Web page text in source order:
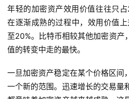
年轻的加密资产效用价值往往只占
在逐渐成熟的过程中，效用价值
至20%。比特币相较其他加密资产
值的转变中走的最快。
一旦加密资产稳定在某个价格区间
一个新的范围。迅速增长的交易量